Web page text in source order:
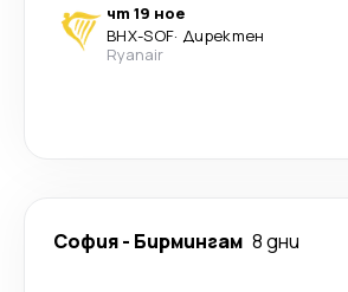
чт 19 ное
BHX-SOF· Директен
Ryanair
София- Бирмингам 8 дни